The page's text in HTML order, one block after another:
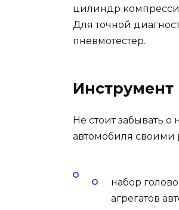
цилиндр
Для точной
пневмотестер.
Инструмент
Не стоит забывать
автомобиля своими
набор
агрегатов